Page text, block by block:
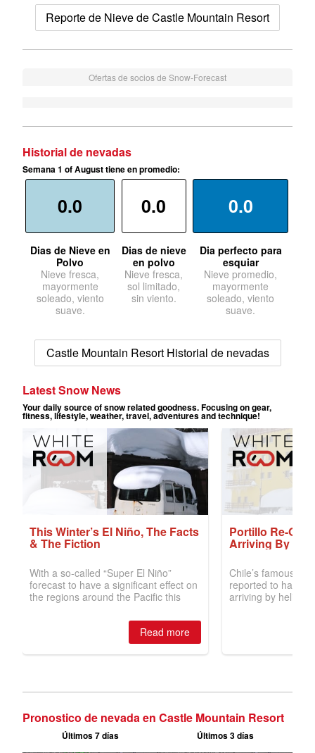
Reporte de Nieve de Castle Mountain Resort
Ofertas de socios de Snow-Forecast
Historial de nevadas
Semana 1 of August tiene en promedio:
0.0
Dias de Nieve en
Polvo
Nieve fresca,
mayormente
soleado, viento
suave.
0.0
Dias de nieve
en polvo
Nieve fresca,
sol limitado,
sin viento.
0.0
Dia perfecto para
esquiar
Nieve promedio,
mayormente
soleado, viento
suave.
Castle Mountain Resort Historial de nevadas
Pronostico de nevada en Castle Mountain Resort
Últimos 7 días Últimos 3 días